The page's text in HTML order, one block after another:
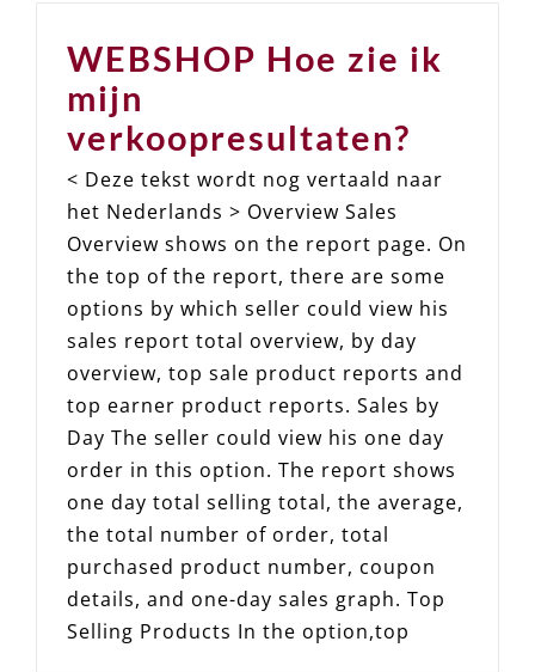
WEBSHOP Hoe zie ik
mijn
verkoopresultaten?
< Deze tekst wordt nog vertaald naar
het Nederlands > Overview Sales
Overview shows on the report page. On
the top of the report, there are some
options by which seller could view his
sales report total overview, by day
overview, top sale product reports and
top earner product reports. Sales by
Day The seller could view his one day
order in this option. The report shows
one day total selling total, the average,
the total number of order, total
purchased product number, coupon
details, and one-day sales graph. Top
Selling Products In the option,top